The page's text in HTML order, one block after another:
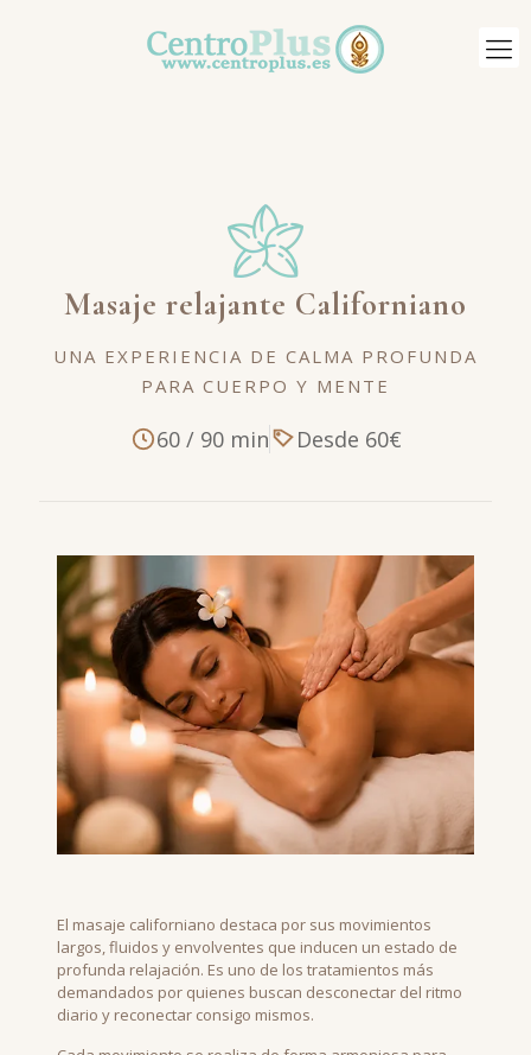
Masaje relajante Californiano
UNA EXPERIENCIA DE CALMA PROFUNDA
PARA CUERPO Y MENTE
60 / 90 min Desde 60€
El masaje californiano destaca por sus movimientos
largos, fluidos y envolventes que inducen un estado de
profunda relajación. Es uno de los tratamientos más
demandados por quienes buscan desconectar del ritmo
diario y reconectar consigo mismos.